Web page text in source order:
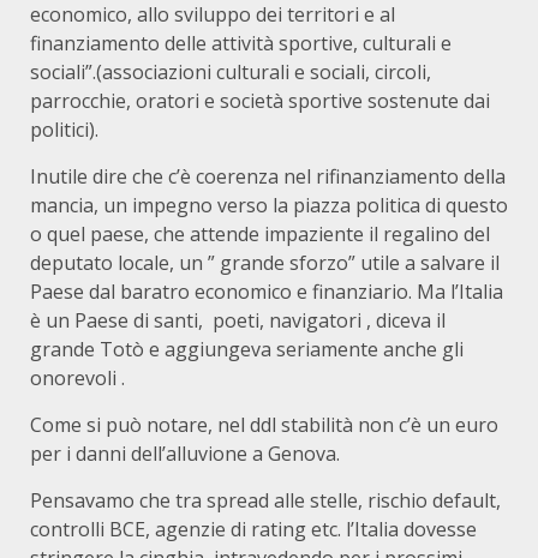
economico, allo sviluppo dei territori e al
finanziamento delle attività sportive, culturali e
sociali”.(associazioni culturali e sociali, circoli,
parrocchie, oratori e società sportive sostenute dai
politici).
Inutile dire che c’è coerenza nel rifinanziamento della
mancia, un impegno verso la piazza politica di questo
o quel paese, che attende impaziente il regalino del
deputato locale, un ” grande sforzo” utile a salvare il
Paese dal baratro economico e finanziario. Ma l’Italia
è un Paese di santi, poeti, navigatori , diceva il
grande Totò e aggiungeva seriamente anche gli
onorevoli .
Come si può notare, nel ddl stabilità non c’è un euro
per i danni dell’alluvione a Genova.
Pensavamo che tra spread alle stelle, rischio default,
controlli BCE, agenzie di rating etc. l’Italia dovesse